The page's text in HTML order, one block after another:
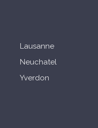
Lausanne
Neuchatel
Yverdon